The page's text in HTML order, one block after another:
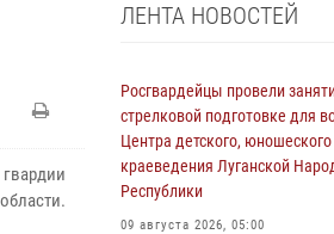
ЛЕНТА НОВОСТЕЙ
Росгвардейцы провели
стрелковой подготовке для
Центра детского,
краеведения Луганской
Республики
09 августа 2026, 05:00